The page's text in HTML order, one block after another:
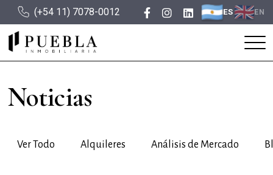
(+54 11) 7078-0012 ES EN
Noticias
Ver Todo Alquileres Análisis de Mercado